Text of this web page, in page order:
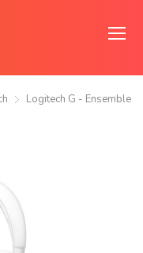
Logitech G - Ensemble